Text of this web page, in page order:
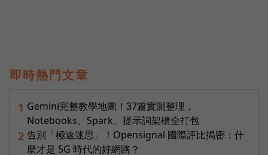
即時熱門文章
1 Gemini完整教學地圖！37篇實測整理，
Notebooks、Spark、提示詞架構全打包
2 告別「極速迷思」！Opensignal 國際評比揭密：什
麼才是 5G 時代的好網路？